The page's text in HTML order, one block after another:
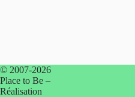
É
v
è
© 2007-2026
Place to Be –
Réalisation